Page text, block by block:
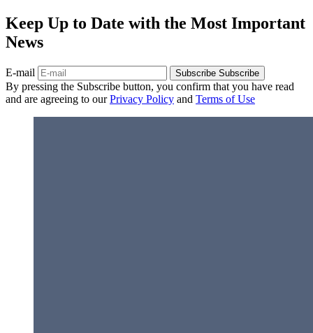
Keep Up to Date with the Most Important
News
E-mail Subscribe Subscribe
By pressing the Subscribe button, you confirm that you have read
and are agreeing to ourPrivacy Policy and Terms of Use